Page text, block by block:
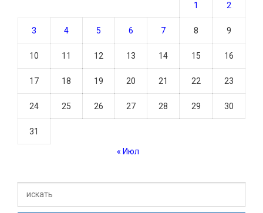
1 2
3 4 5 6 7 8 9
10 11 12 13 14 15 16
17 18 19 20 21 22 23
24 25 26 27 28 29 30
31
« Июл